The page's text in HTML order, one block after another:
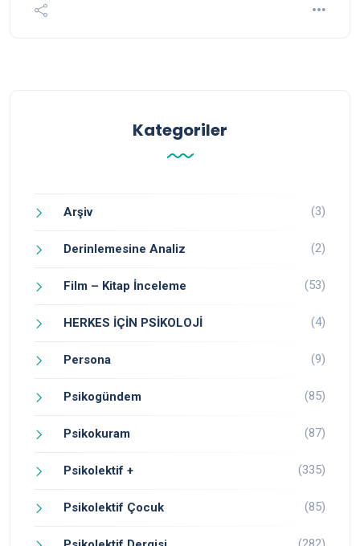
Kategoriler
Arşiv (3)
Derinlemesine Analiz (2)
Film – Kitap İnceleme (53)
HERKES İÇİN PSİKOLOJİ (4)
Persona (9)
Psikogündem (85)
Psikokuram (87)
Psikolektif + (335)
Psikolektif Çocuk (85)